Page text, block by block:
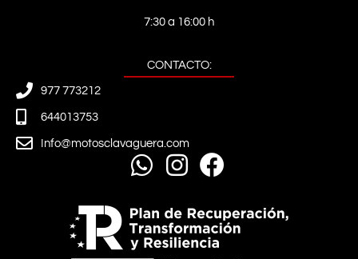
7:30 a 16:00 h
CONTACTO:
977 773212
644013753
Info@motosclavaguera.com